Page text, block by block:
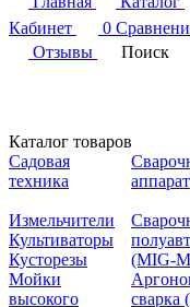
Кабинет
0
Отзывы
Поиск
Каталог товаров
Садовая
техника
Измельчители
Культиваторы
Кусторезы
Мойки
высокого
(MIG-
сварка